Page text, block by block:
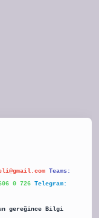
Teams:
0 726 Telegram:
gereğince Bilgi